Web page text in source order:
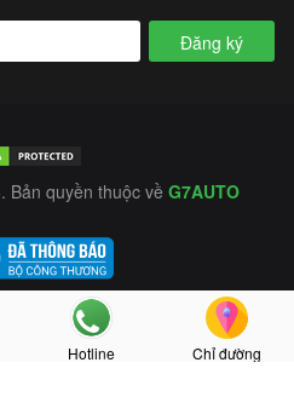
Đăng ký
Bản quyền thuộc về G7AUTO
Hotline Chỉ đường